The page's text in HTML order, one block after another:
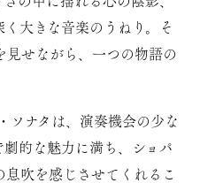
大きな音楽のうねり。そ
見せながら、一つの物語の
ソナタは、演奏機会の少な
的な魅力に満ち、ショパ
吹を感じさせてくれるこ